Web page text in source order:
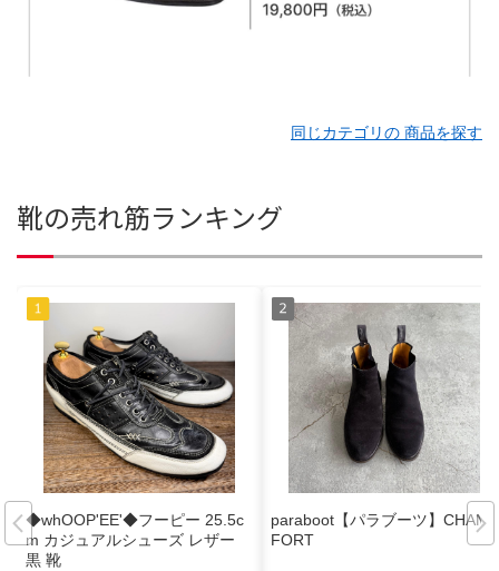
同じカテゴリの 商品を探す
靴の売れ筋ランキング
◆whOOP'EE'◆フーピー 25.5c
m カジュアルシューズ レザー
黒 靴
paraboot【パラブーツ】CHAM
FORT